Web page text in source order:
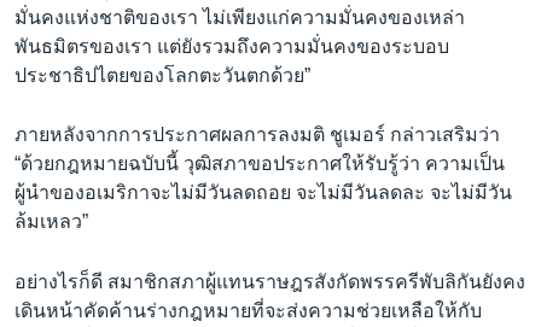
มั่นคงแห่งชาติของเรา ไม่เพียงแก่ความมั่นคงของเหล่า
พันธมิตรของเรา แต่ยังรวมถึงความมั่นคงของระบอบ
ประชาธิปไตยของโลกตะวันตกด้วย”
ภายหลังจากการประกาศผลการลงมติ ชูเมอร์ กล่าวเสริมว่า
“ด้วยกฎหมายฉบับนี้ วุฒิสภาขอประกาศให้รับรู้ว่า ความเป็น
ผู้นำของอเมริกาจะไม่มีวันลดถอย จะไม่มีวันลดละ จะไม่มีวัน
ล้มเหลว”
อย่างไรก็ดี สมาชิกสภาผู้แทนราษฎรสังกัดพรรครีพับลิกันยังคง
เดินหน้าคัดค้านร่างกฎหมายที่จะส่งความช่วยเหลือให้กับ